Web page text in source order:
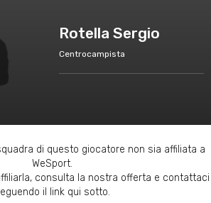
Rotella Sergio
Centrocampista
di questo giocatore non sia affiliata a
WeSport.
consulta la nostra offerta e contattaci
il link qui sotto.